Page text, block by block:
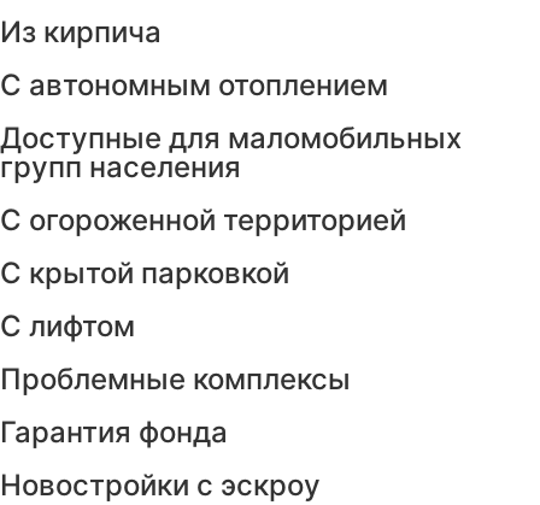
Из кирпича
С автономным отоплением
Доступные для маломобильных
групп населения
С огороженной территорией
С крытой парковкой
С лифтом
Проблемные комплексы
Гарантия фонда
Новостройки с эскроу